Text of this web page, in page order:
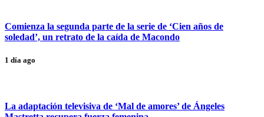
Comienza la segunda parte de la serie de ‘Cien años de
soledad’, un retrato de la caída de Macondo
1 día ago
La adaptación televisiva de ‘Mal de amores’ de Ángeles